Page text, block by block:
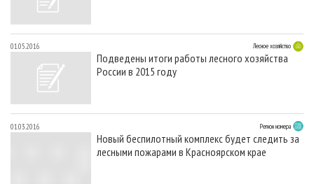
01.05.2016 Лесное хозяйство
Подведены итоги работы лесного хозяйства
России в 2015 году
01.03.2016 Регион номера
Новый беспилотный комплекс будет следить за
лесными пожарами в Красноярском крае